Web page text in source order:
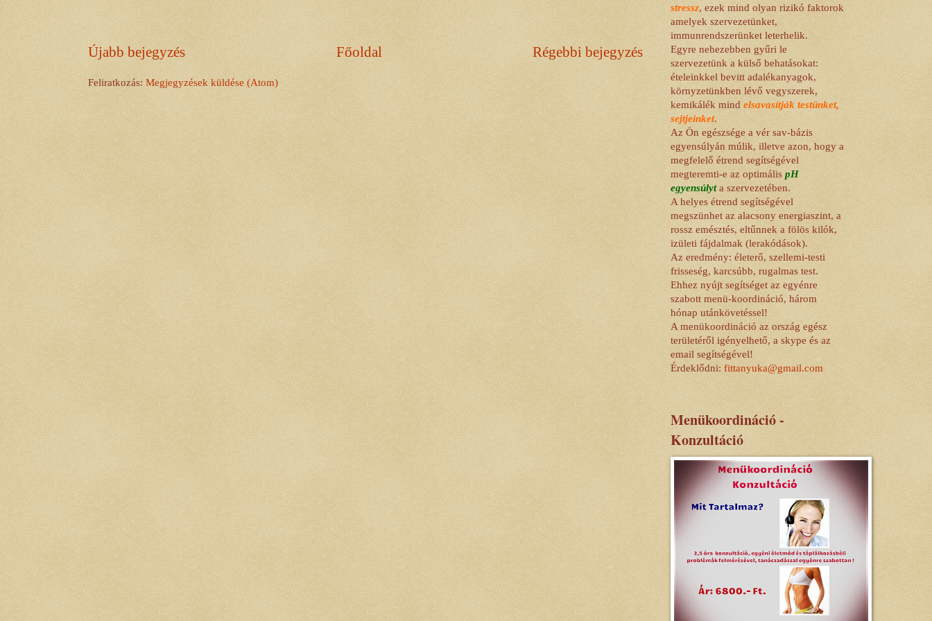
Újabb bejegyzés Régebbi bejegyzés
Főoldal
Feliratkozás: Megjegyzések küldése (Atom)
stressz, ezek mind olyan rizikó faktorok
amelyek szervezetünket,
immunrendszerünket leterhelik.
Egyre nehezebben gyűri le
szervezetünk a külső behatásokat:
ételeinkkel bevitt adalékanyagok,
környzetünkben lévő vegyszerek,
kemikálék mind elsavasítják testünket,
sejtjeinket.
Az Ön egészsége a vér sav-bázis
egyensúlyán múlik, illetve azon, hogy a
megfelelő étrend segítségével
megteremti-e az optimális pH
egyensúlyta szervezetében.
A helyes étrend segítségével
megszünhet az alacsony energiaszint, a
rossz emésztés, eltűnnek a fölös kilók,
izületi fájdalmak (lerakódások).
Az eredmény: életerő, szellemi-testi
frisseség, karcsúbb, rugalmas test.
Ehhez nyújt segítséget az egyénre
szabott menü-koordináció, három
hónap utánkövetéssel!
A menükoordináció az ország egész
területéről igényelhető, a skype és az
email segítségével!
Érdeklődni: fittanyuka@gmail.com
Menükoordináció -
Konzultáció